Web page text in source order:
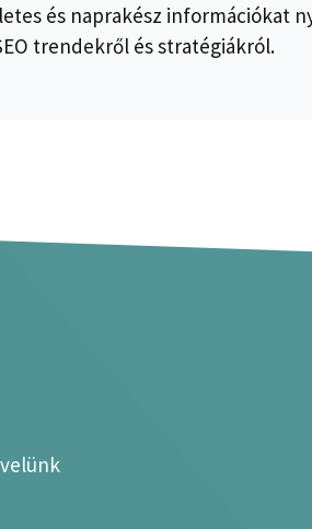
és naprakész információkat
trendekről és stratégiákról.